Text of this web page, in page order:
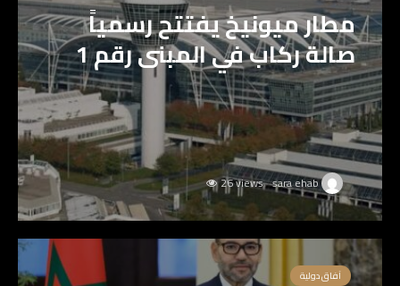
مطار ميونيخ يفتتح رسمياً
صالة ركاب في المبنى رقم 1
sara ehab
26 views
آفاق دولية